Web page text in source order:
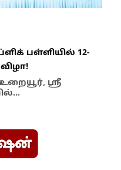
பள்ளியில் 12-
ஸ்ரீ